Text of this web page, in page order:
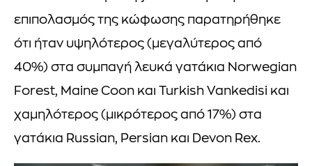
επιπολασμός της κώφωσης παρατηρήθηκε
ότι ήταν υψηλότερος (μεγαλύτερος από
40%) στα συμπαγή λευκά γατάκια Norwegian
Forest, Maine Coon και Turkish Vankedisi και
χαμηλότερος (μικρότερος από 17%) στα
γατάκια Russian, Persian και Devon Rex.